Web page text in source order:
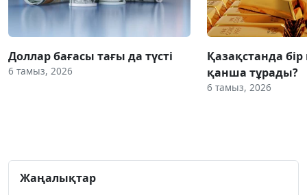
Доллар бағасы тағы да түсті
6 тамыз, 2026
Қазақстанда
қанша тұрады?
6 тамыз, 2026
Жаңалықтар